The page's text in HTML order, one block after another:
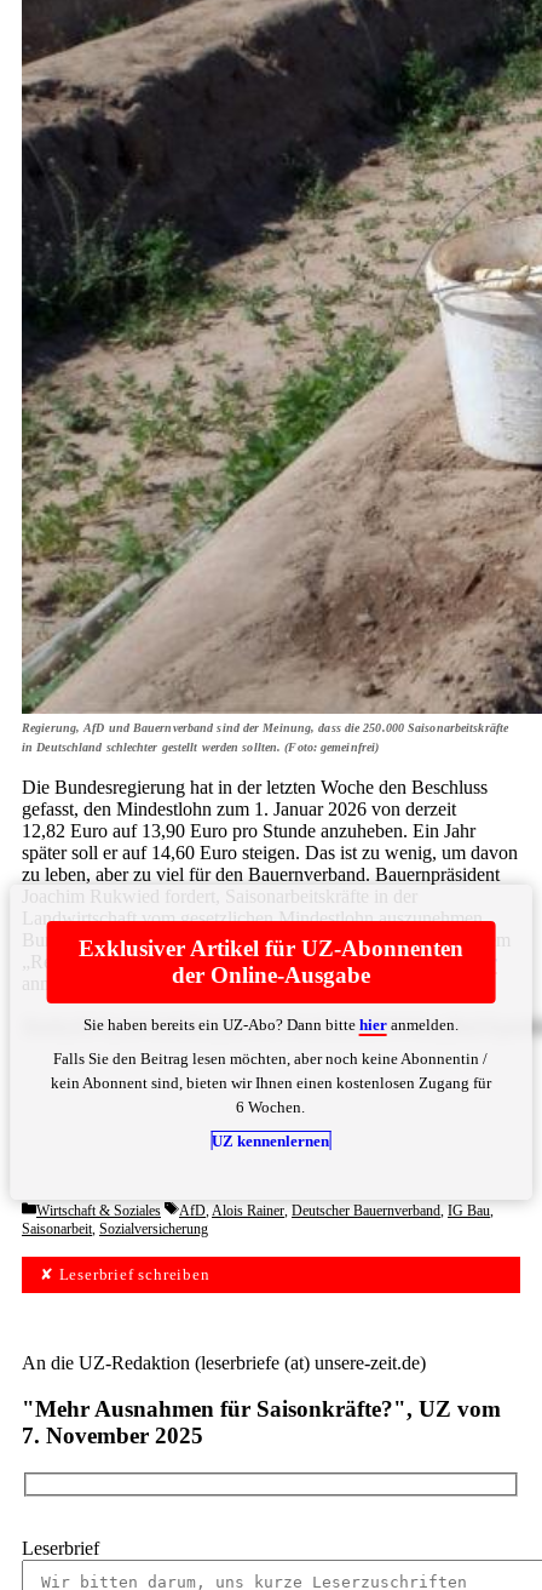
Regierung, AfD und Bauernverband sind der Meinung, dass die 250.000 Saisonarbeitskräfte
in Deutschland schlechter gestellt werden sollten. (Foto: gemeinfrei)
Die Bundesregierung hat in der letzten Woche den Beschluss
gefasst, den Mindestlohn zum 1. Januar 2026 von derzeit
12,82 Euro auf 13,90 Euro pro Stunde anzuheben. Ein Jahr
später soll er auf 14,60 Euro steigen. Das ist zu wenig, um davon
zu leben, aber zu viel für den Bauernverband. Bauernpräsident
Joachim Rukwied fordert, Saisonarbeitskräfte in der
Landwirtschaft vom gesetzlichen Mindestlohn auszunehmen.
Bundesagrarminister Alois Rainer hat sich im Interview mit dem
„RedaktionsNetzwerk Deutschland“ offen für die ... Bitte
anmelden
Exklusiver Artikel für UZ-Abonnenten
der Online-Ausgabe
Sie haben bereits ein UZ-Abo? Dann bitte hieranmelden.
Falls Sie den Beitrag lesen möchten, aber noch keine Abonnentin /
kein Abonnent sind, bieten wir Ihnen einen kostenlosen Zugang für
6 Wochen.
UZ kennenlernen
Categories
Wirtschaft & Soziales Tags
AfD,Alois Rainer, Deutscher Bauernverband, IG Bau,
Saisonarbeit, Sozialversicherung
✘ Leserbrief schreiben
An die UZ-Redaktion (leserbriefe (at) unsere-zeit.de)
"Mehr Ausnahmen für Saisonkräfte?", UZ vom
7. November 2025
Leserbrief